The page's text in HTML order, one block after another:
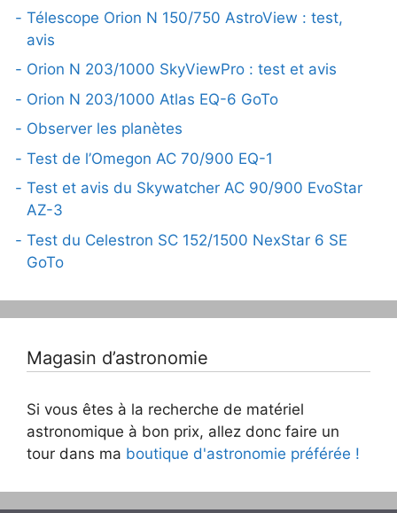
Télescope Orion N 150/750 AstroView : test,
avis
Orion N 203/1000 SkyViewPro : test et avis
Orion N 203/1000 Atlas EQ-6 GoTo
Observer les planètes
Test de l’Omegon AC 70/900 EQ-1
Test et avis du Skywatcher AC 90/900 EvoStar
AZ-3
Test du Celestron SC 152/1500 NexStar 6 SE
GoTo
Magasin d’astronomie
Si vous êtes à la recherche de matériel
astronomique à bon prix, allez donc faire un
tour dans ma boutique d'astronomie préférée !